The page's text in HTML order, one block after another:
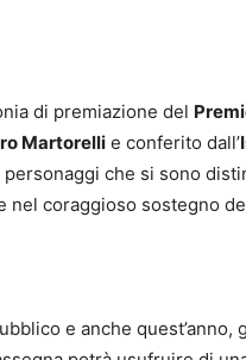
di premiazione del
Martorelli e conferito dall’
che si sono
coraggioso sostegno
e anche quest’anno,